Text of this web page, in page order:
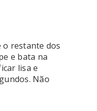
o restante dos
e bata na
lisa e
Não